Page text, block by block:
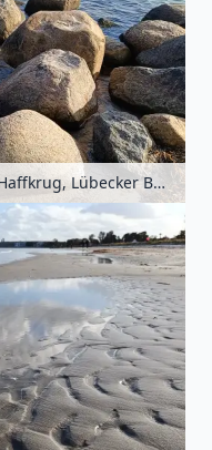
Wellenbrecher an der Ostsee in Haffkrug, Lübecker Bucht, Schleswig-Holstein, Deutschland